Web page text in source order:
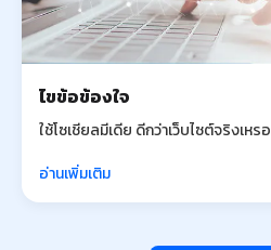
ไขข้อข้องใจ
ใช้โซเชียลมีเดีย ดีกว่าเว็บไซต์จริงเหรอ
อ่านเพิ่มเติม